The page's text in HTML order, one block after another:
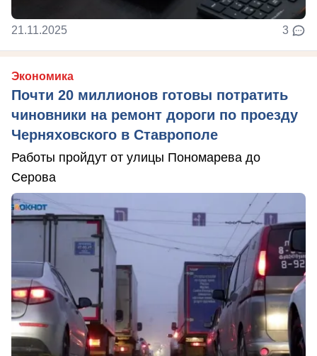
21.11.2025 3
Экономика
Почти 20 миллионов готовы потратить
чиновники на ремонт дороги по проезду
Черняховского в Ставрополе
Работы пройдут от улицы Пономарева до
Серова